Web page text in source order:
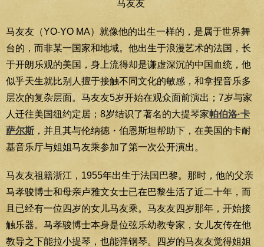
马友友
马友友（YO-YO MA）就像他的出生一样的，是属于世界舞
台的，而非某一国家和地域。他出生于浪漫艺术的法国，长
于开朗乐观的美国，身上流得却是谦虚深沉的中国血统，他
似乎天生就比别人擅于接触不同文化的敏感，和拿捏音乐多
层次的复杂层面。马友友5岁开始在观众面前演出；7岁与家
人迁往美国纽约定居；8岁结识了著名的大提琴家帕伯洛·卡
萨尔斯 ，并且其与伦纳德・伯恩斯坦帮助下，在美国的卡耐
基音乐厅与姐姐马友乘参加了第一次公开演出。
马友友祖籍浙江，1955年出生于法国巴黎。那时，他的父亲
马孝骏博士和母亲卢雅文女士已在巴黎生活了近二十年，而
且已经有一位四岁的女儿马友乘。马友友四岁那年，开始接
触乐器。马孝骏博士本身是位弦乐幼教专家，女儿友传在他
教导之下能拉小提琴，也能弹钢琴。四岁的马友友觉得姐姐